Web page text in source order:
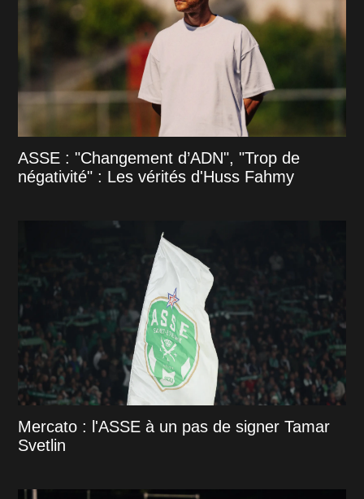
ASSE : "Changement d’ADN", "Trop de
négativité" : Les vérités d'Huss Fahmy
Mercato : l'ASSE à un pas de signer Tamar
Svetlin